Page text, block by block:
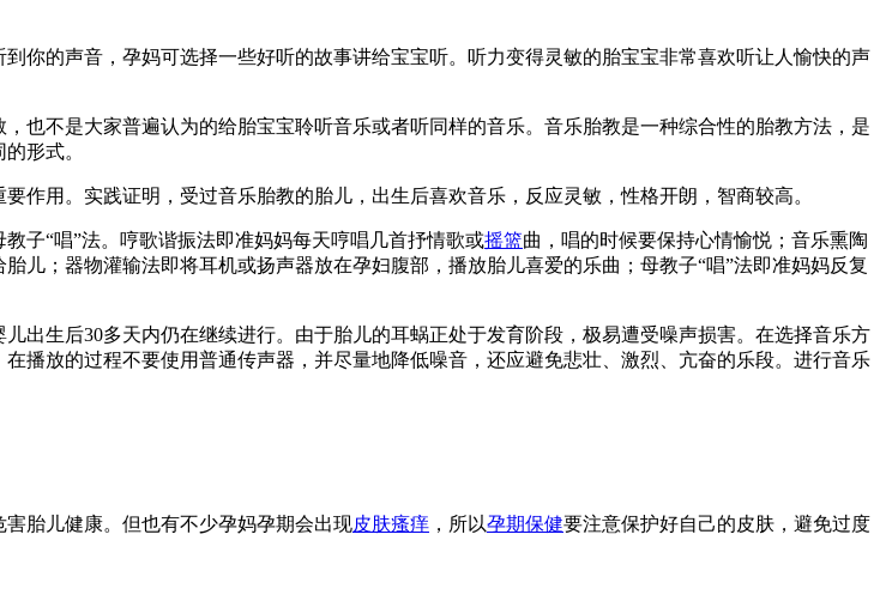
你的声音，孕妈可选择一些好听的故事讲给宝宝听。听力变得灵敏的胎宝宝非常喜欢听让人愉快的声
也不是大家普遍认为的给胎宝宝聆听音乐或者听同样的音乐。音乐胎教是一种综合性的胎教方法，是
形式。
用。实践证明，受过音乐胎教的胎儿，出生后喜欢音乐，反应灵敏，性格开朗，智商较高。
子“唱”法。哼歌谐振法即准妈妈每天哼唱几首抒情歌或摇篮曲，唱的时候要保持心情愉悦；音乐熏陶
儿；器物灌输法即将耳机或扬声器放在孕妇腹部，播放胎儿喜爱的乐曲；母教子“唱”法即准妈妈反复
出生后30多天内仍在继续进行。由于胎儿的耳蜗正处于发育阶段，极易遭受噪声损害。在选择音乐方
播放的过程不要使用普通传声器，并尽量地降低噪音，还应避免悲壮、激烈、亢奋的乐段。进行音乐
胎儿健康。但也有不少孕妈孕期会出现皮肤瘙痒 ，所以孕期保健要注意保护好自己的皮肤，避免过度